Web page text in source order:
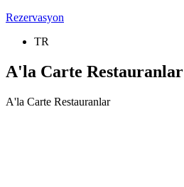
Rezervasyon
TR
A'la Carte Restauranlar
A'la Carte Restauranlar